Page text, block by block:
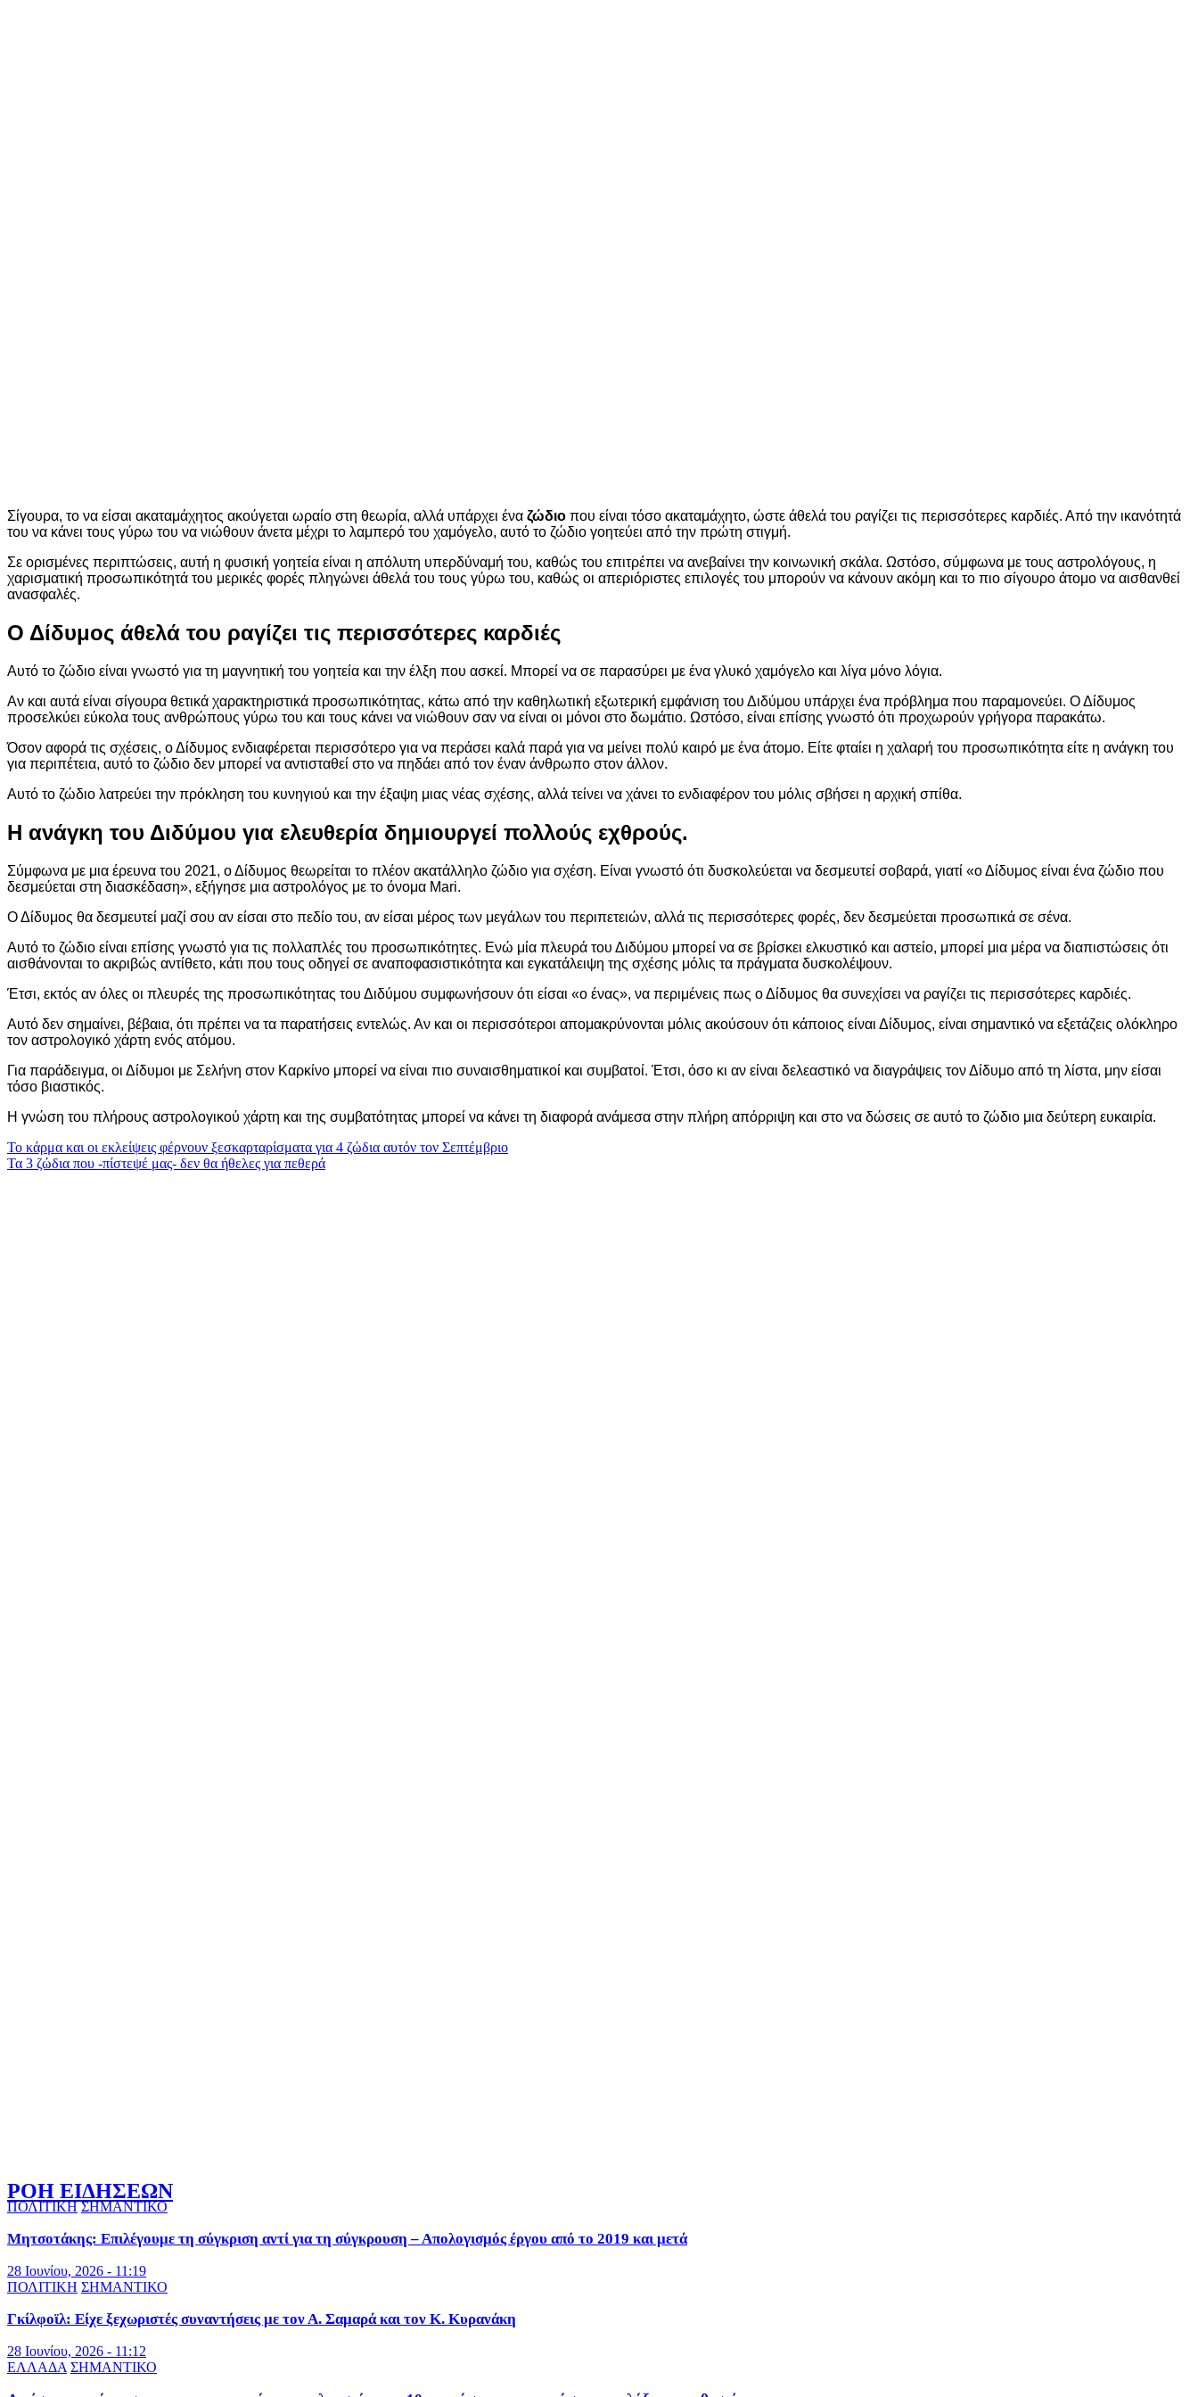
Σίγουρα, το να είσαι ακαταμάχητος ακούγεται ωραίο στη θεωρία, αλλά υπάρχει ένα ζώδιο που είναι τόσο ακαταμάχητο, ώστε άθελά του ραγίζει τις περισσότερες καρδιές. Από την ικανότητά
του να κάνει τους γύρω του να νιώθουν άνετα μέχρι το λαμπερό του χαμόγελο, αυτό το ζώδιο γοητεύει από την πρώτη στιγμή.
Σε ορισμένες περιπτώσεις, αυτή η φυσική γοητεία είναι η απόλυτη υπερδύναμή του, καθώς του επιτρέπει να ανεβαίνει την κοινωνική σκάλα. Ωστόσο, σύμφωνα με τους αστρολόγους, η
χαρισματική προσωπικότητά του μερικές φορές πληγώνει άθελά του τους γύρω του, καθώς οι απεριόριστες επιλογές του μπορούν να κάνουν ακόμη και το πιο σίγουρο άτομο να αισθανθεί
ανασφαλές.
Ο Δίδυμος άθελά του ραγίζει τις περισσότερες καρδιές
Αυτό το ζώδιο είναι γνωστό για τη μαγνητική του γοητεία και την έλξη που ασκεί. Μπορεί να σε παρασύρει με ένα γλυκό χαμόγελο και λίγα μόνο λόγια.
Αν και αυτά είναι σίγουρα θετικά χαρακτηριστικά προσωπικότητας, κάτω από την καθηλωτική εξωτερική εμφάνιση του Διδύμου υπάρχει ένα πρόβλημα που παραμονεύει. Ο Δίδυμος
προσελκύει εύκολα τους ανθρώπους γύρω του και τους κάνει να νιώθουν σαν να είναι οι μόνοι στο δωμάτιο. Ωστόσο, είναι επίσης γνωστό ότι προχωρούν γρήγορα παρακάτω.
Όσον αφορά τις σχέσεις, ο Δίδυμος ενδιαφέρεται περισσότερο για να περάσει καλά παρά για να μείνει πολύ καιρό με ένα άτομο. Είτε φταίει η χαλαρή του προσωπικότητα είτε η ανάγκη του
για περιπέτεια, αυτό το ζώδιο δεν μπορεί να αντισταθεί στο να πηδάει από τον έναν άνθρωπο στον άλλον.
Αυτό το ζώδιο λατρεύει την πρόκληση του κυνηγιού και την έξαψη μιας νέας σχέσης, αλλά τείνει να χάνει το ενδιαφέρον του μόλις σβήσει η αρχική σπίθα.
Η ανάγκη του Διδύμου για ελευθερία δημιουργεί πολλούς εχθρούς.
Σύμφωνα με μια έρευνα του 2021, ο Δίδυμος θεωρείται το πλέον ακατάλληλο ζώδιο για σχέση. Είναι γνωστό ότι δυσκολεύεται να δεσμευτεί σοβαρά, γιατί «ο Δίδυμος είναι ένα ζώδιο που
δεσμεύεται στη διασκέδαση», εξήγησε μια αστρολόγος με το όνομα Mari.
Ο Δίδυμος θα δεσμευτεί μαζί σου αν είσαι στο πεδίο του, αν είσαι μέρος των μεγάλων του περιπετειών, αλλά τις περισσότερες φορές, δεν δεσμεύεται προσωπικά σε σένα.
Αυτό το ζώδιο είναι επίσης γνωστό για τις πολλαπλές του προσωπικότητες. Ενώ μία πλευρά του Διδύμου μπορεί να σε βρίσκει ελκυστικό και αστείο, μπορεί μια μέρα να διαπιστώσεις ότι
αισθάνονται το ακριβώς αντίθετο, κάτι που τους οδηγεί σε αναποφασιστικότητα και εγκατάλειψη της σχέσης μόλις τα πράγματα δυσκολέψουν.
Έτσι, εκτός αν όλες οι πλευρές της προσωπικότητας του Διδύμου συμφωνήσουν ότι είσαι «ο ένας», να περιμένεις πως ο Δίδυμος θα συνεχίσει να ραγίζει τις περισσότερες καρδιές.
Αυτό δεν σημαίνει, βέβαια, ότι πρέπει να τα παρατήσεις εντελώς. Αν και οι περισσότεροι απομακρύνονται μόλις ακούσουν ότι κάποιος είναι Δίδυμος, είναι σημαντικό να εξετάζεις ολόκληρο
τον αστρολογικό χάρτη ενός ατόμου.
Για παράδειγμα, οι Δίδυμοι με Σελήνη στον Καρκίνο μπορεί να είναι πιο συναισθηματικοί και συμβατοί. Έτσι, όσο κι αν είναι δελεαστικό να διαγράψεις τον Δίδυμο από τη λίστα, μην είσαι
τόσο βιαστικός.
Η γνώση του πλήρους αστρολογικού χάρτη και της συμβατότητας μπορεί να κάνει τη διαφορά ανάμεσα στην πλήρη απόρριψη και στο να δώσεις σε αυτό το ζώδιο μια δεύτερη ευκαιρία.
Πλοήγηση
άρθρων
Το κάρμα και οι εκλείψεις φέρνουν ξεσκαρταρίσματα για 4 ζώδια αυτόν τον Σεπτέμβριο
Τα 3 ζώδια που -πίστεψέ μας- δεν θα ήθελες για πεθερά
ΡΟΗ ΕΙΔΗΣΕΩΝ
ΠΟΛΙΤΙΚΗ ΣΗΜΑΝΤΙΚΟ
Μητσοτάκης: Επιλέγουμε τη σύγκριση αντί για τη σύγκρουση – Απολογισμός έργου από το 2019 και μετά
28 Ιουνίου, 2026 - 11:19
ΠΟΛΙΤΙΚΗ ΣΗΜΑΝΤΙΚΟ
Γκίλφοϊλ: Είχε ξεχωριστές συναντήσεις με τον Α. Σαμαρά και τον Κ. Κυρανάκη
28 Ιουνίου, 2026 - 11:12
ΕΛΛΑΔΑ ΣΗΜΑΝΤΙΚΟ